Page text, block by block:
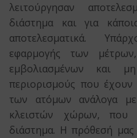
λειτούργησαν
διάστημα και για
αποτελεσματικά.
εφαρμογής των
εμβολιασμένων και
περιορισμούς που
των ατόμων ανάλογα με
κλειστών χώρων, που
διάστημα. Η πρόθεσή μας